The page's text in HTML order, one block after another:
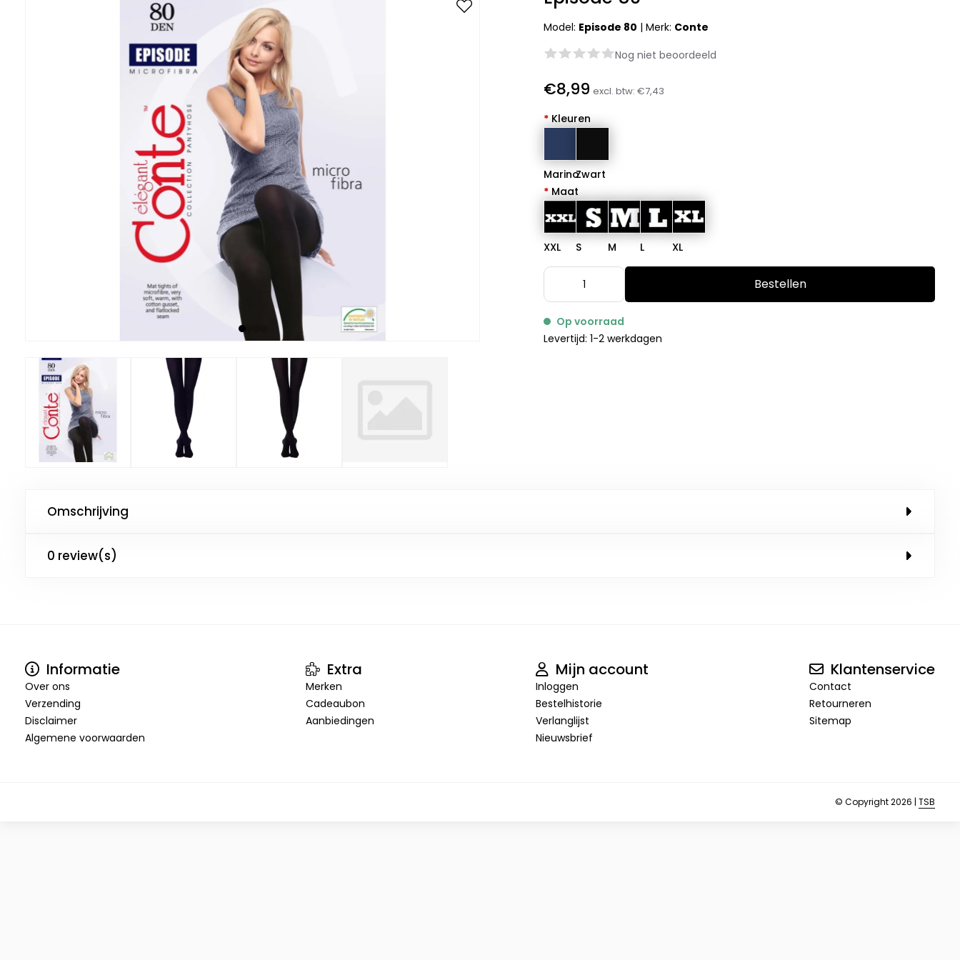
Model: Episode 80 |Merk: Conte
Nog niet beoordeeld
€8,99 excl. btw:€7,43
* Kleuren
MarinoZwart
* Maat
XXL S M L XL
Bestellen
Op voorraad
Levertijd: 1-2 werkdagen
Omschrijving
0 review(s)
Informatie
Over ons
Verzending
Disclaimer
Algemene voorwaarden
Extra
Merken
Cadeaubon
Aanbiedingen
Mijn account
Inloggen
Bestelhistorie
Verlanglijst
Nieuwsbrief
Klantenservice
Contact
Retourneren
Sitemap
© Copyright 2026 | TSB